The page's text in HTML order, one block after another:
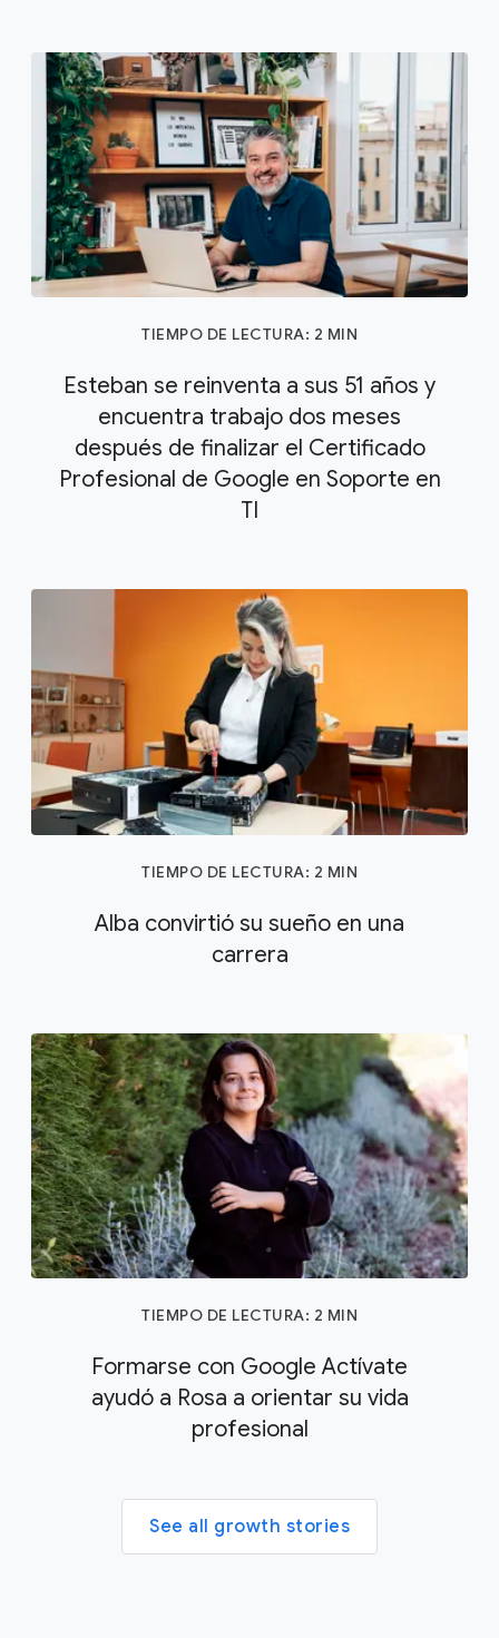
TIEMPO DE LECTURA: 2 MIN
Esteban se reinventa a sus 51 años y
encuentra trabajo dos meses
después de finalizar el Certificado
Profesional de Google en Soporte en
TI
TIEMPO DE LECTURA: 2 MIN
Alba convirtió su sueño en una
carrera
TIEMPO DE LECTURA: 2 MIN
Formarse con Google Actívate
ayudó a Rosa a orientar su vida
profesional
See all growth stories